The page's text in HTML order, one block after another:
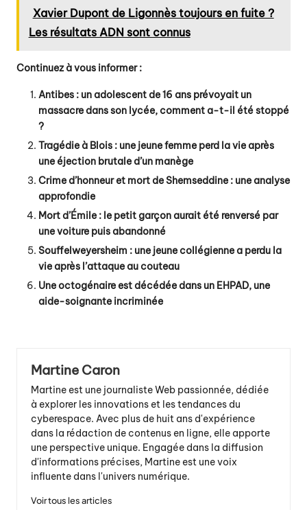
Xavier Dupont de Ligonnès toujours en fuite ?
Les résultats ADN sont connus
Continuez à vous informer :
Antibes : un adolescent de 16 ans prévoyait un
massacre dans son lycée, comment a-t-il été stoppé
?
Tragédie à Blois : une jeune femme perd la vie après
une éjection brutale d’un manège
Crime d’honneur et mort de Shemseddine : une analyse
approfondie
Mort d’Émile : le petit garçon aurait été renversé par
une voiture puis abandonné
Souffelweyersheim : une jeune collégienne a perdu la
vie après l’attaque au couteau
Une octogénaire est décédée dans un EHPAD, une
aide-soignante incriminée
Martine Caron
Martine est une journaliste Web passionnée, dédiée
à explorer les innovations et les tendances du
cyberespace. Avec plus de huit ans d'expérience
dans la rédaction de contenus en ligne, elle apporte
une perspective unique. Engagée dans la diffusion
d'informations précises, Martine est une voix
influente dans l'univers numérique.
Voir tous les articles